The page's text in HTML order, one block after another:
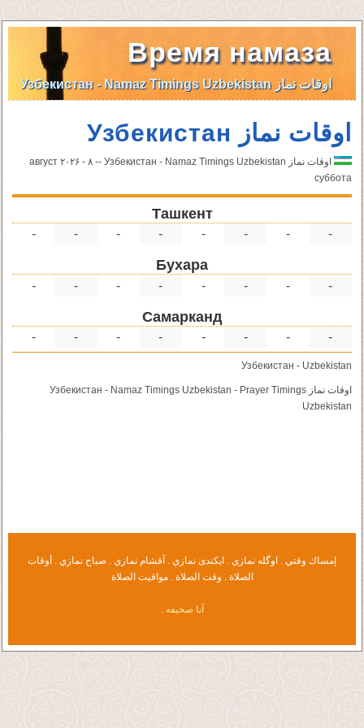
Время намаза
اوقات نماز Узбекистан - Namaz Timings Uzbekistan
اوقات نماز Узбекистан
اوقات نماز Узбекистан - Namaz Timings Uzbekistan -- ٨ август ۲۰۲۶ -
суббота
Ташкент
-
-
-
-
-
-
-
-
Бухара
-
-
-
-
-
-
-
-
Самарканд
-
-
-
-
-
-
-
-
Узбекистан - Uzbekistan
اوقات نماز Узбекистан - Namaz Timings Uzbekistan - Prayer Timings
Uzbekistan
إمساك وقتي . اوگله نمازي . ايكندى نمازي . آقشام نمازي . صباح نمازي . أوقات
الصلاة . وقت الصلاة . مواقيت الصلاة
آنا صحيفه .